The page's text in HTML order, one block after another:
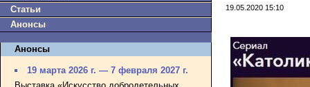
Статьи
Анонсы
Анонсы
19 марта 2026 г. — 7 февраля 2027 г.
19.05.2020 15:10